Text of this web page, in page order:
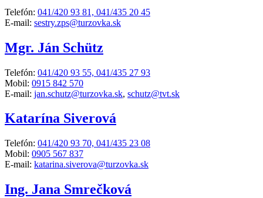
Telefón: 041/420 93 81, 041/435 20 45
E-mail: sestry.zps@turzovka.sk
Mgr. Ján Schütz
Telefón: 041/420 93 55, 041/435 27 93
Mobil: 0915 842 570
E-mail: jan.schutz@turzovka.sk, schutz@tvt.sk
Katarína Siverová
Telefón: 041/420 93 70, 041/435 23 08
Mobil: 0905 567 837
E-mail: katarina.siverova@turzovka.sk
Ing. Jana Smrečková